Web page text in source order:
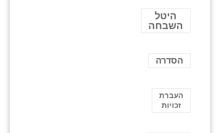
היטל
השבחה
הסדרה
העברת
זכויות